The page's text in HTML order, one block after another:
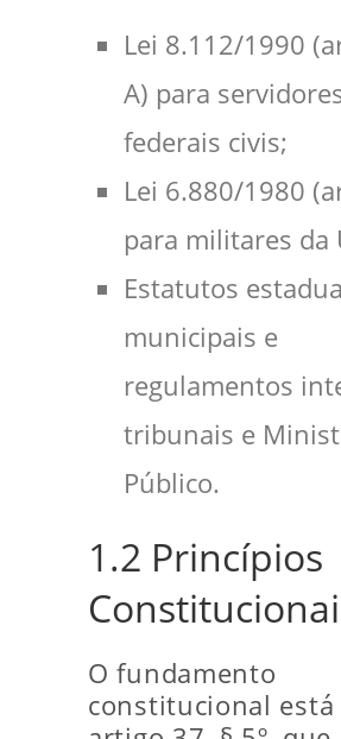
Lei 8.112/1990
A) para
federais civis;
Lei 6.880/1980
para militares da
Estatutos
municipais e
regulamentos
tribunais e
Público.
1.2 Princípios
O fundamento
constitucional está